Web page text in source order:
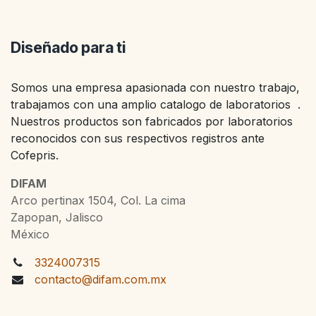
Diseñado para ti
Somos una empresa apasionada con nuestro trabajo,
trabajamos con una amplio catalogo de laboratorios .
Nuestros productos son fabricados por laboratorios
reconocidos con sus respectivos registros ante
Cofepris.
DIFAM
Arco pertinax 1504, Col. La cima
Zapopan, Jalisco
México
3324007315
contacto@difam.com.mx